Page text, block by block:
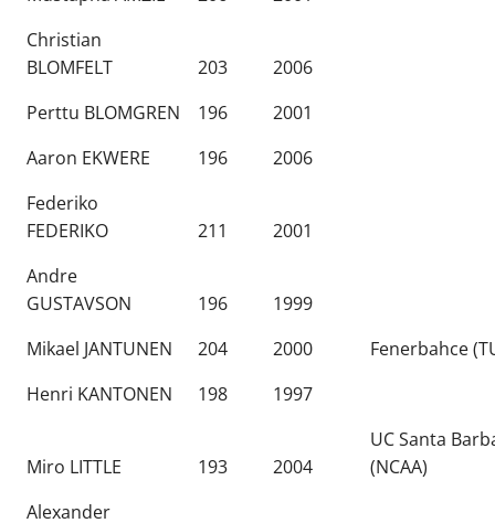
Christian
BLOMFELT
203
2006
Perttu BLOMGREN
196
2001
Aaron EKWERE
196
2006
Federiko
FEDERIKO
211
2001
Andre
GUSTAVSON
196
1999
Mikael JANTUNEN
204 2000
Fenerbahce
Henri KANTONEN
198 1997
Miro LITTLE 193 2004
UC Santa
(NCAA)
Alexander